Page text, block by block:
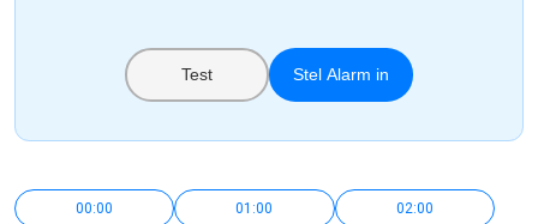
Test Stel Alarm in
00:00 01:00 02:00